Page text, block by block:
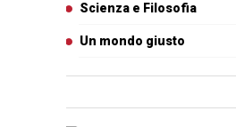
Scienza e Filosofia
Un mondo giusto